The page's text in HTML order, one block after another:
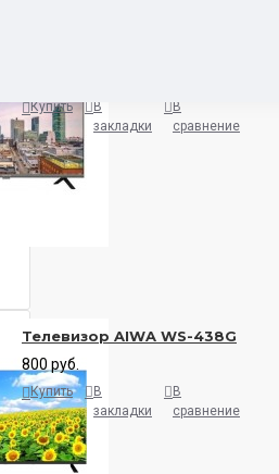
Купить
В
закладки
В
сравнение
Телевизор AIWA WS-438G
800 руб.
Купить
В
закладки
В
сравнение